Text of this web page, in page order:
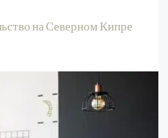
на Северном Кипре